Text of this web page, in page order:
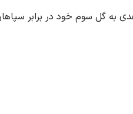
در برابر سپاهان دست یافت تا نتیجه